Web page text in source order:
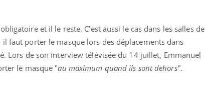
et il le reste. C’est aussi le cas dans les salles de
faut porter le masque lors des déplacements dans
Lors de son interview télévisée du 14 juillet, Emmanuel
le masque "au maximum quand ils sont dehors".